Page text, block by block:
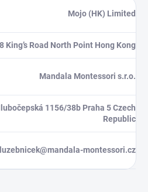
Mojo (HK) Limited
King’s Road North Point Hong Kong
Mandala Montessori s.r.o.
1156/38b Praha 5 Czech
Republic
montessori.cz